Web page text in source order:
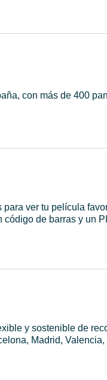
con más de 400
para ver tu película
código de barras y un
y sostenible de
Madrid,